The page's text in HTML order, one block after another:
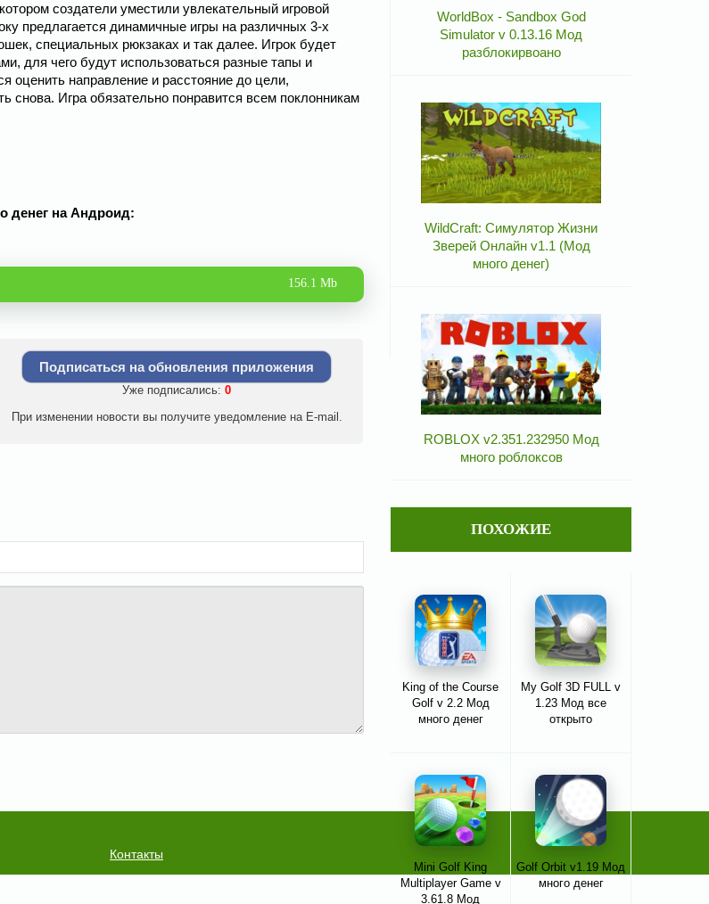
создатели уместили увлекательный игровой
предлагается динамичные игры на различных 3-х
специальных рюкзаках и так далее. Игрок будет
для чего будут использоваться разные тапы и
оценить направление и расстояние до цели,
снова. Игра обязательно понравится всем поклонникам
денег на Андроид:
156.1 Mb
Подписаться на обновления приложения
Уже подписались: 0
При изменении новости вы получите уведомление на E-mail.
WorldBox - Sandbox God
Simulator v 0.13.16 Мод
разблокирвоано
WildCraft: Симулятор Жизни
Зверей Онлайн v1.1 (Мод
много денег)
ROBLOX v2.351.232950 Мод
много роблоксов
ПОХОЖИЕ
King of the Course
Golf v 2.2 Мод
много денег
My Golf 3D FULL v
1.23 Мод все
открыто
Mini Golf King
Multiplayer Game v
3.61.8 Мод
Golf Orbit v1.19 Мод
много денег
Контакты